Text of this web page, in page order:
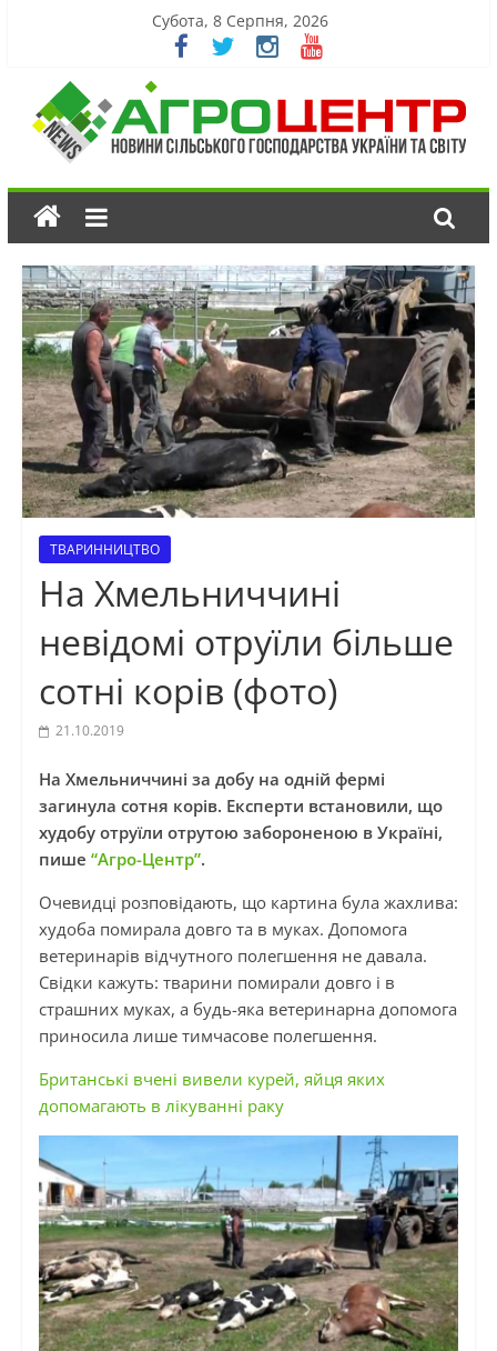
Субота, 8 Серпня, 2026
ТВАРИННИЦТВО
На Хмельниччині
невідомі отруїли більше
сотні корів (фотo)
21.10.2019
На Хмельниччині за добу на одній фермі
загинула сотня корів. Експерти встановили, що
худобу отруїли отрутою забороненою в Україні,
пише “Агро-Центр”.
Очевидці розповідають, що картина була жахлива:
худоба помирала довго та в муках. Допомога
ветеринарів відчутного полегшення не давала.
Свідки кажуть: тварини помирали довго і в
страшних муках, а будь-яка ветеринарна допомога
приносила лише тимчасове полегшення.
Британські вчені вивели курей, яйця яких
допомагають в лікуванні раку